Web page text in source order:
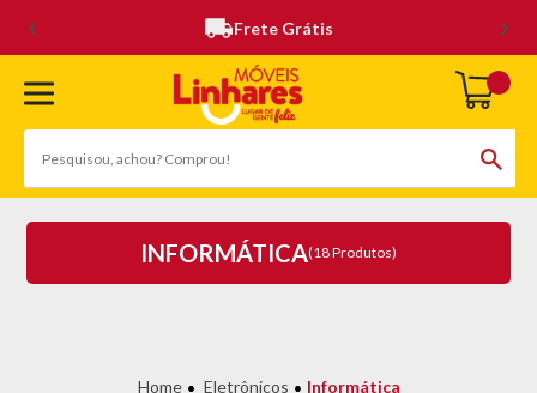
Frete Grátis
INFORMÁTICA(18 Produtos)
Eletrônicos Informática